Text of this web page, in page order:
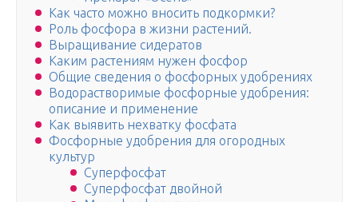
Как часто можно вносить подкормки?
Роль фосфора в жизни растений.
Выращивание сидератов
Каким растениям нужен фосфор
Общие сведения о фосфорных удобрениях
Водорастворимые фосфорные удобрения:
описание и применение
Как выявить нехватку фосфата
Фосфорные удобрения для огородных
культур
Суперфосфат
Суперфосфат двойной